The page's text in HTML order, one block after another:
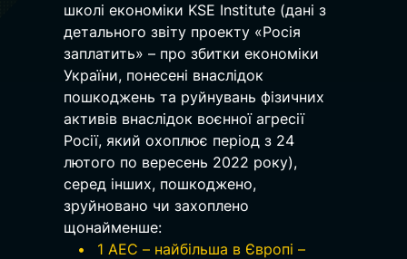
школі економіки KSE Institute (дані з
детального звіту проекту «Росія
заплатить» – про збитки економіки
України, понесені внаслідок
пошкоджень та руйнувань фізичних
активів внаслідок воєнної агресії
Росії, який охоплює період з 24
лютого по вересень 2022 року),
серед інших, пошкоджено,
зруйновано чи захоплено
щонайменше:
1 АЕС – найбільша в Європі –